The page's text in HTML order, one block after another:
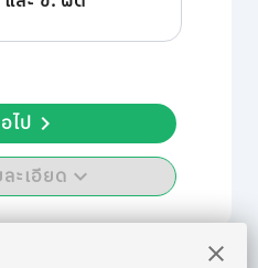
ะเอียด
ไป